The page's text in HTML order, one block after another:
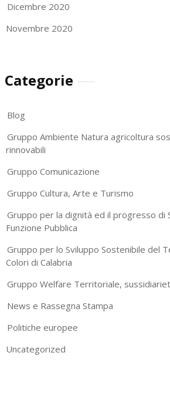
Dicembre 2020
Novembre 2020
Categorie
Blog
Gruppo Ambiente Natura agricoltura
rinnovabili
Gruppo Comunicazione
Gruppo Cultura, Arte e Turismo
Gruppo per la dignità ed il progresso di
Funzione Pubblica
Gruppo per lo Sviluppo Sostenibile del
Colori di Calabria
Gruppo Welfare Territoriale,
News e Rassegna Stampa
Politiche europee
Uncategorized